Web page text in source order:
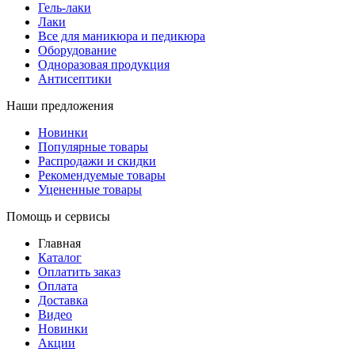
Гель-лаки
Лаки
Все для маникюра и педикюра
Оборудование
Одноразовая продукция
Антисептики
Наши предложения
Новинки
Популярные товары
Распродажи и скидки
Рекомендуемые товары
Уцененные товары
Помощь и сервисы
Главная
Каталог
Оплатить заказ
Оплата
Доставка
Видео
Новинки
Акции